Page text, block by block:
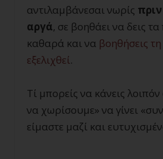
αντιλαμβάνεσαι νωρίς
αργά, σε βοηθάει να δεις
καθαρά και να βοηθήσεις
εξελιχθεί.
Τί μπορείς να κάνεις
να χωρίσουμε» να γίνει
είμαστε μαζί και